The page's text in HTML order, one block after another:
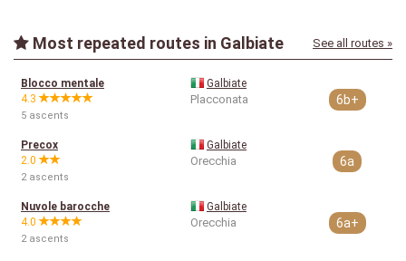
Most repeated routes in Galbiate See all routes »
Blocco mentale
4.3
5 ascents
Galbiate
Placconata 6b+
Precox
2.0
2 ascents
Galbiate
Orecchia 6a
Nuvole barocche
4.0
2 ascents
Galbiate
Orecchia 6a+